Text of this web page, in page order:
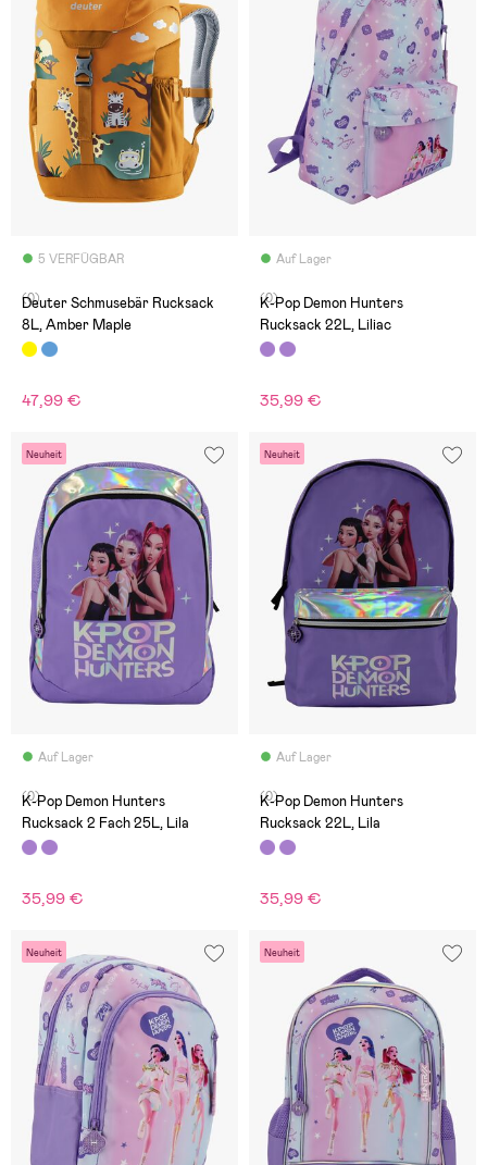
5 VERFÜGBAR
(0)
Deuter Schmusebär Rucksack
8L, Amber Maple
47,99 €
Auf Lager
(0)
K-Pop Demon Hunters
Rucksack 22L, Liliac
35,99 €
Neuheit
Auf Lager
(0)
K-Pop Demon Hunters
Rucksack 2 Fach 25L, Lila
35,99 €
Neuheit
Auf Lager
(0)
K-Pop Demon Hunters
Rucksack 22L, Lila
35,99 €
Neuheit Neuheit